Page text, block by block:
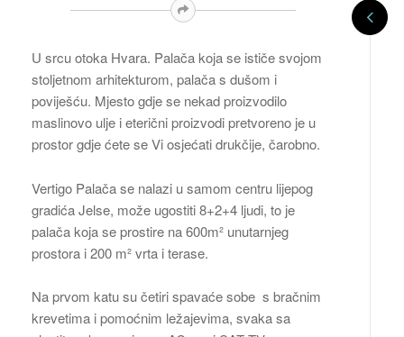
U srcu otoka Hvara. Palača koja se ističe svojom
stoljetnom arhitekturom, palača s dušom i
poviješću. Mjesto gdje se nekad proizvodilo
maslinovo ulje i eterični proizvodi pretvoreno je u
prostor gdje ćete se Vi osjećati drukčije, čarobno.
Vertigo Palača se nalazi u samom centru lijepog
gradića Jelse, može ugostiti 8+2+4 ljudi, to je
palača koja se prostire na 600m² unutarnjeg
prostora i 200 m² vrta i terase.
Na prvom katu su četiri spavaće sobe s bračnim
krevetima i pomoćnim ležajevima, svaka sa